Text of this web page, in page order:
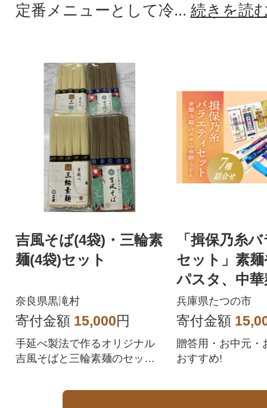
定番メニューとして冷... 続きを読
吉風そば(4袋)・三輪素
麺(4袋)セット
奈良県黒滝村
寄付金額 15,000円
手延べ製法で作るオリジナル
吉風そばと三輪素麺のセット
「揖保乃糸
セット」素
パスタ、中
んの7種詰合
兵庫県たつの市
寄付金額
贈答用・お中元・
おすすめ!